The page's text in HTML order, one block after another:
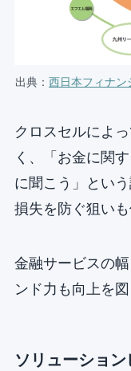
出典： 西日本フィナン
クロスセルによ
く、「お金に関
に聞こう」とい
損失を防ぐ狙いも
金融サービスの
ンド力も向上を
ソリューショ